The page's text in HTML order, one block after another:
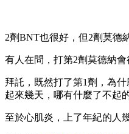
2劑BNT也很好，但2劑莫德
有人在問，打第2劑莫德納
拜託，既然打了第1劑，為
起來幾天，哪有什麼了不起
至於心肌炎，上了年紀的人